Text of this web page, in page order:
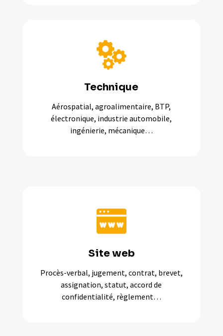
Technique
Aérospatial, agroalimentaire, BTP,
électronique, industrie automobile,
ingénierie, mécanique…
Site web
Procès-verbal, jugement, contrat, brevet,
assignation, statut, accord de
confidentialité, règlement…